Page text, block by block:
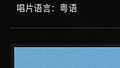
唱片语言：粤语